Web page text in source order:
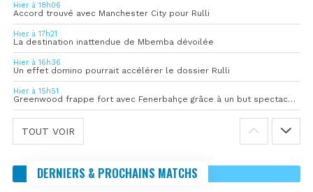
Hier à 18h06
Accord trouvé avec Manchester City pour Rulli
Hier à 17h21
La destination inattendue de Mbemba dévoilée
Hier à 16h36
Un effet domino pourrait accélérer le dossier Rulli
Hier à 15h51
Greenwood frappe fort avec Fenerbahçe grâce à un but spectaculaire
TOUT VOIR
DERNIERS & PROCHAINS MATCHS